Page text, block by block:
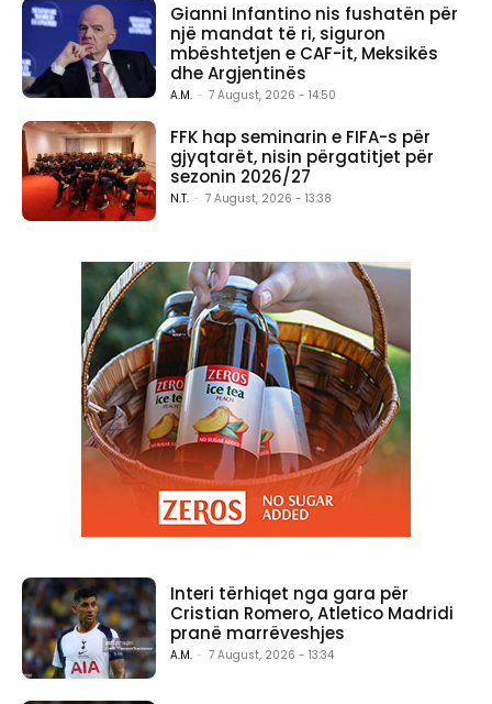
Gianni Infantino nis fushatën për
një mandat të ri, siguron
mbështetjen e CAF-it, Meksikës
dhe Argjentinës
A.M. - 7 August, 2026 - 14:50
FFK hap seminarin e FIFA-s për
gjyqtarët, nisin përgatitjet për
sezonin 2026/27
N.T. - 7 August, 2026 - 13:38
Interi tërhiqet nga gara për
Cristian Romero, Atletico Madridi
pranë marrëveshjes
A.M. - 7 August, 2026 - 13:34